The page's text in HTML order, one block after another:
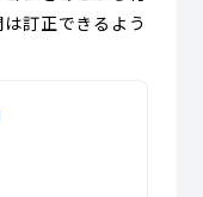
訂正できるよう